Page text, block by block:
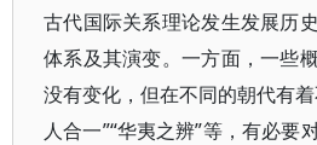
古代国际关系理论发生发展历
体系及其演变。一方面，一些
没有变化，但在不同的朝代有
人合一”“华夷之辨”等，有必要